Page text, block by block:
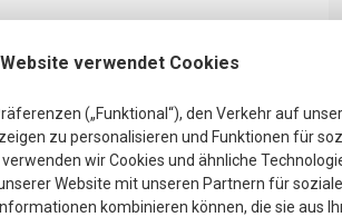
gelangen.
lagern, sofern auf dem Etikett
Nahrungsergänzungsmittel bei
und Krankheit einnehmen
verwendet Cookies
(„Funktional“), den Verkehr auf
zu personalisieren und Funktionen für
verwenden wir Cookies und ähnliche
Website mit unseren Partnern für
kombinieren können, die sie aus